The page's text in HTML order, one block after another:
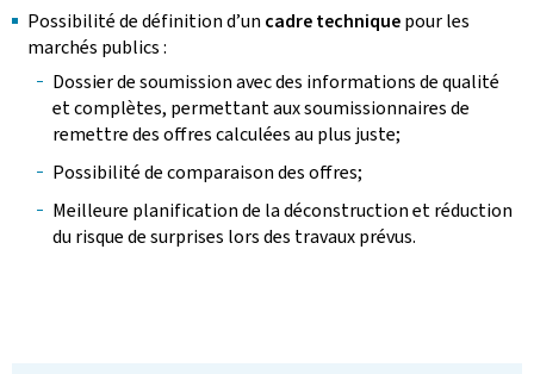
Possibilité de définition d’un cadre techniquepour les
marchés publics :
Dossier de soumission avec des informations de qualité
et complètes, permettant aux soumissionnaires de
remettre des offres calculées au plus juste;
Possibilité de comparaison des offres;
Meilleure planification de la déconstruction et réduction
du risque de surprises lors des travaux prévus.